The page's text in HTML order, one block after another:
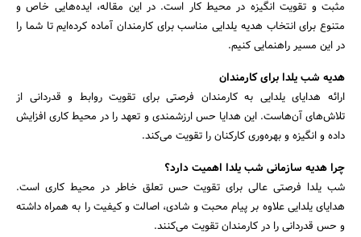
مثبت و تقویت انگیزه در محیط کار است. در این مقاله، ایده‌هایی خاص و
متنوع برای انتخاب هدیه یلدایی مناسب برای کارمندان آماده کرده‌ایم تا شما را
در این مسیر راهنمایی کنیم.
هدیه شب یلدا برای کارمندان
ارائه هدایای یلدایی به کارمندان فرصتی برای تقویت روابط و قدردانی از
تلاش‌های آن‌هاست. این هدایا حس ارزشمندی و تعهد را در محیط کاری افزایش
داده و انگیزه و بهره‌وری کارکنان را تقویت می‌کند.
چرا هدیه سازمانی شب یلدا اهمیت دارد؟
شب یلدا فرصتی عالی برای تقویت حس تعلق خاطر در محیط کاری است.
هدایای یلدایی علاوه بر پیام محبت و شادی، اصالت و کیفیت را به همراه داشته
و حس قدردانی را در کارمندان تقویت می‌کنند.